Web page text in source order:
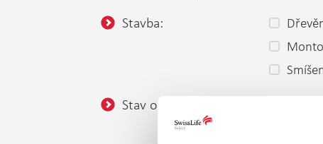
Stavba:
Stav objektu: